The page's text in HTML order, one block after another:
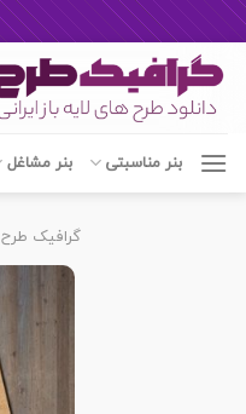
content
بنر مناسبتی بنر مشاغل
گرافیک طرح